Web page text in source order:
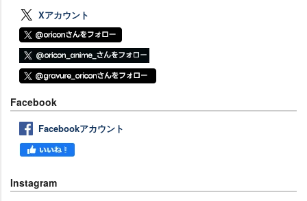
Xアカウント
Facebook
Facebookアカウント
Instagram